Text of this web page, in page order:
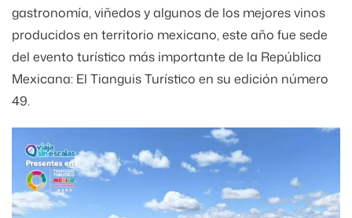
gastronomía, viñedos y algunos de los mejores vinos
producidos en territorio mexicano, este año fue sede
del evento turístico más importante de la República
Mexicana: El Tianguis Turístico en su edición número
49.